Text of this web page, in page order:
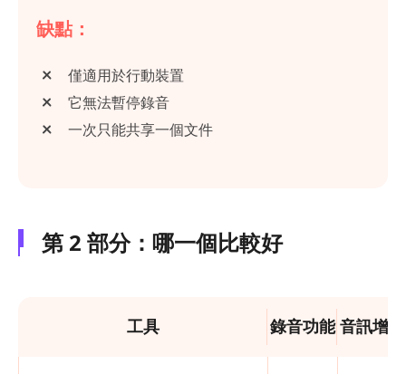
缺點：
僅適用於行動裝置
它無法暫停錄音
一次只能共享一個文件
第 2 部分：哪一個比較好
工具 錄音功能 音訊增強